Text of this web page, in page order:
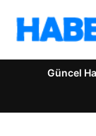
Güncel